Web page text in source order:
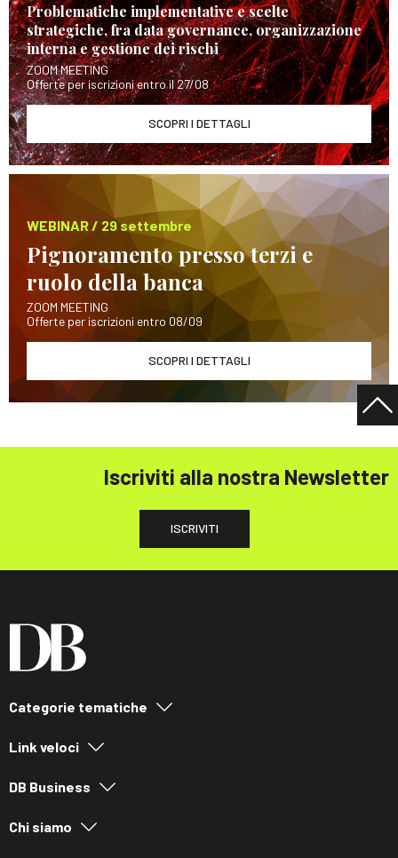
Problematiche implementative e scelte
strategiche, fra data governance, organizzazione
interna e gestione dei rischi
ZOOM MEETING
Offerte per iscrizioni entro il 27/08
SCOPRI I DETTAGLI
WEBINAR / 29 settembre
Pignoramento presso terzi e
ruolo della banca
ZOOM MEETING
Offerte per iscrizioni entro 08/09
SCOPRI I DETTAGLI
Iscriviti alla nostra Newsletter
ISCRIVITI
Categorie tematiche
Link veloci
DB Business
Chi siamo